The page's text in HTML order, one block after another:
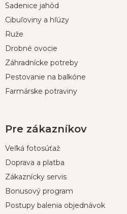
äSadenice jahôd
Cibuľoviny a hľúzy
Ruže
Drobné ovocie
Záhradnícke potreby
Pestovanie na balkóne
Farmárske potraviny
Pre zákazníkov
Veľká fotosúťaž
Doprava a platba
Zákaznícky servis
Bonusový program
Postupy balenia objednávok